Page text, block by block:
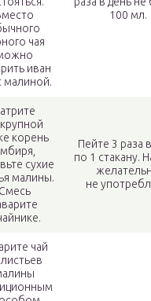
чая
иван
малиной.
100 мл.
корень
сухие
малины.
Смесь
Пейте 3 раза
по 1 стакану.
не
чай